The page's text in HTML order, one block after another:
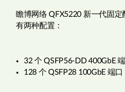
瞻博网络 QFX5220 新一代固
有两种配置：
32 个 QSFP56-DD 400GbE
128 个 QSFP28 100GbE 端口